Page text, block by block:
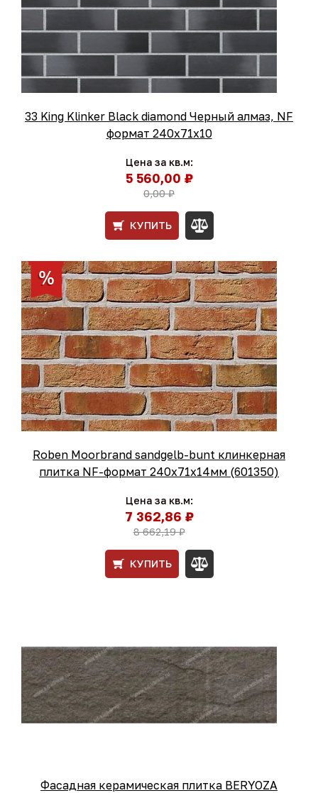
33 King Klinker Black diamond Черный алмаз, NF
формат 240x71x10
Цена за кв.м:
5 560,00 ₽
0,00 ₽
КУПИТЬ
Roben Moorbrand sandgelb-bunt клинкерная
плитка NF-формат 240x71x14мм (601350)
Цена за кв.м:
7 362,86 ₽
8 662,19 ₽
КУПИТЬ
Фасадная керамическая плитка BERYOZA